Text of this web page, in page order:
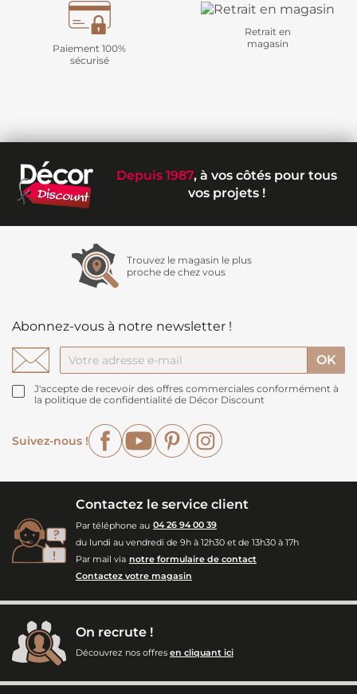
Paiement 100%
sécurisé
Retrait en
magasin
Depuis 1987, à vos côtés pour tous
vos projets !
Trouvez le magasin le plus
proche de chez vous
Abonnez-vous à notre newsletter !
J'accepte de recevoir des offres commerciales conformément à
la politique de confidentialité de Décor Discount
Suivez-nous !
FacebookYouTubePinterest
Contactez le service client
Par téléphone au 04 26 94 00 39
du lundi au vendredi de 9h à 12h30 et de 13h30 à 17h
Par mail via notre formulaire de contact
Contactez votre magasin
On recrute !
Découvrez nos offres en cliquant ici